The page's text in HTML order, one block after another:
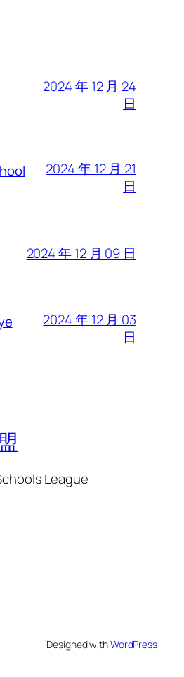
2024 年 12 月 24
日
2024 年 12 月 21
日
2024 年 12 月 09 日
2024 年 12 月 03
日
League
Designed withWordPress